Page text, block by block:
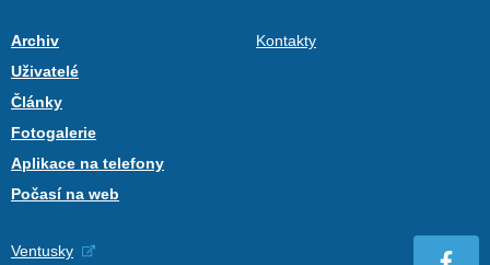
Archiv
Uživatelé
Články
Fotogalerie
Aplikace na telefony
Počasí na web
Kontakty
Ventusky